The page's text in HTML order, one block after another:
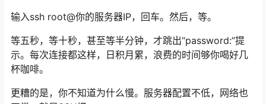
输入ssh root@你的服务器IP，回车。然后，等。
等五秒，等十秒，甚至等半分钟，才跳出“password:”提
示。每次连接都这样，日积月累，浪费的时间够你喝好几
杯咖啡。
更糟的是，你不知道为什么慢。服务器配置不低，网络也